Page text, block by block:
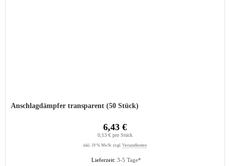
Anschlagdämpfer transparent (50 Stück)
Lieferzeit: 3-5 Tage*
6,43 €
0,13 € pro Stück
inkl. 19 % MwSt. zzgl. Versandkosten